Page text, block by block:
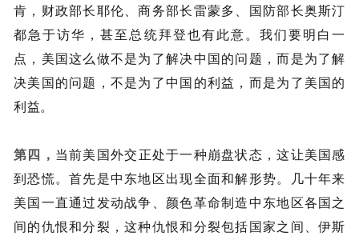
肯，财政部长耶伦、商务部长雷蒙多、国防部长奥斯汀
都急于访华，甚至总统拜登也有此意。我们要明白一
点，美国这么做不是为了解决中国的问题，而是为了解
决美国的问题，不是为了中国的利益，而是为了美国的
利益。
第四， 当前美国外交正处于一种崩盘状态，这让美国感
到恐慌。首先是中东地区出现全面和解形势。几十年来
美国一直通过发动战争、颜色革命制造中东地区各国之
间的仇恨和分裂，这种仇恨和分裂包括国家之间、伊斯